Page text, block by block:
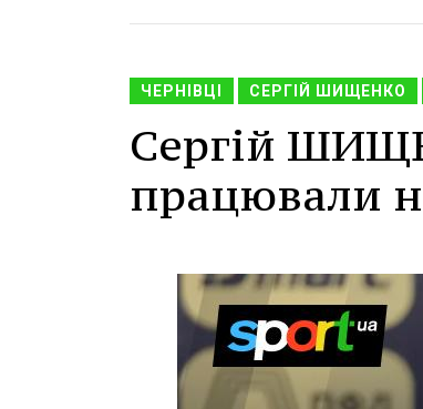
ЧЕРНІВЦІ СЕРГІЙ ШИЩЕНКО
Сергій
працювали